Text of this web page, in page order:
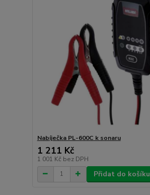
Nabíječka PL-600C k sonaru
1 211 Kč
1 001 Kč bez DPH
Přidat do košíku